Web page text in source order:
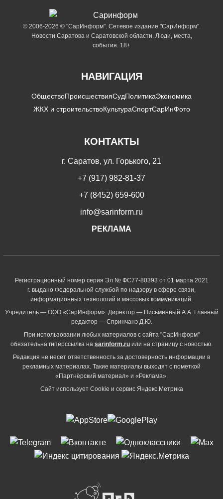
© 2006-2026 © "СарИнформ". Сетевое издание "СарИнформ".
Новости Саратова и Саратовской области. Люди, места,
события. 18+
НАВИГАЦИЯ
ОбществоПроисшествияСудПолитикаЭкономика
ЖКХ и строительствоКультураСпортСарИнФото
КОНТАКТЫ
г. Саратов, ул. Горького, 21
+7 (917) 982-81-37
+7 (8452) 659-600
info@sarinform.ru
РЕКЛАМА
Регистрационный номер серия Эл № ФС77-80393 от 01 марта 2021
г. выдано Федеральной службой по надзору в сфере связи,
информационных технологий и массовых коммуникаций.
Учредитель — ООО «СарИнформ». Директор — Письменный А.А. Главный
редактор — Спринчанэ Д.Ю.
При использовании любых материалов с сайта "СарИнформ"
обязательна гиперссылка на sarinform.ru или на страницу с новостью.
Редакция не несет ответственность за достоверность информации в
рекламных материалах. Такие материалы выходят с пометкой
«Партнёрский материал» и «Реклама».
Сайт использует Cookie и сервиc Яндекс.Метрика